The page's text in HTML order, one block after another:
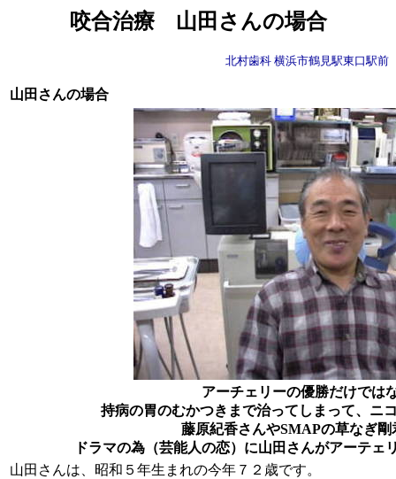
咬合治療 山田さんの場合
北村歯科 横浜市鶴見駅東口駅前
山田さんの場合
アーチェリーの優勝だけでは
持病の胃のむかつきまで治ってしまって、ニ
藤原紀香さんやSMAPの草なぎ剛
ドラマの為（芸能人の恋）に山田さんがアーテェ
山田さんは、昭和５年生まれの今年７２歳です。